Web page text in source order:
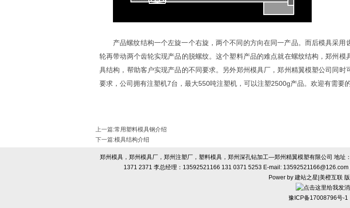
产品螺纹结构一个左旋一个右旋，两个不同的方向在同一产品。而后模具采用
轮再带动两个齿轮实现产品的脱螺纹。这个塑料产品的难点就在螺纹结构，郑州模
具结构，帮助客户实现产品的不同要求。另外郑州模具厂，郑州精翼模塑公司同时
要求，公司拥有注塑机7台，最大550吨注塑机，可以注塑2500g产品。欢迎有需要
上一篇:常用塑料模具钢介绍
下一篇:模具结构介绍
郑州模具，郑州模具厂，郑州注塑厂，塑料模具，郑州深孔钻加工—郑州精翼模塑有限公司 地
1371 2371 李总经理：13592521166 131 0371 5253 E-mail:
Power by 建站之星 美橙互联
豫ICP备17008796号-1